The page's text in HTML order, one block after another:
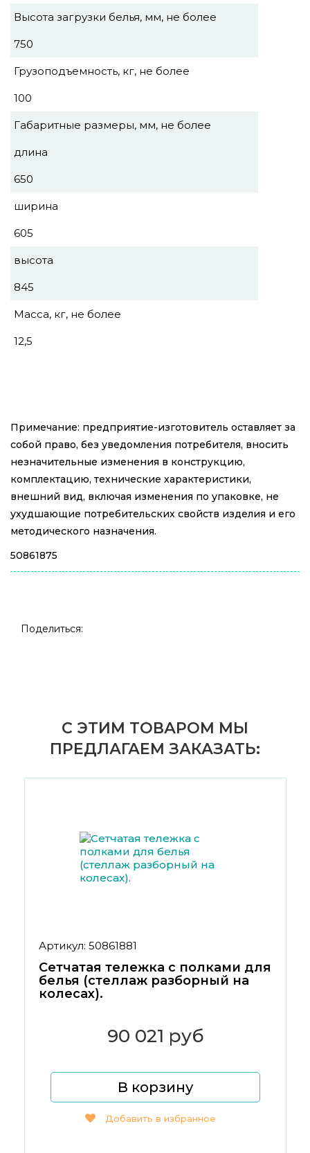
Высота загрузки белья, мм, не более
750
Грузоподъемность, кг, не более
100
Габаритные размеры, мм, не более
длина
650
ширина
605
высота
845
Масса, кг, не более
12,5
Примечание: предприятие-изготовитель оставляет за
собой право, без уведомления потребителя, вносить
незначительные изменения в конструкцию,
комплектацию, технические характеристики,
внешний вид, включая изменения по упаковке, не
ухудшающие потребительских свойств изделия и его
методического назначения.
50861875
Поделиться:
С ЭТИМ ТОВАРОМ МЫ
ПРЕДЛАГАЕМ ЗАКАЗАТЬ:
Артикул: 50861881
Сетчатая тележка с полками для
белья (стеллаж разборный на
колесах).
90 021 руб
В корзину
Добавить в избранное